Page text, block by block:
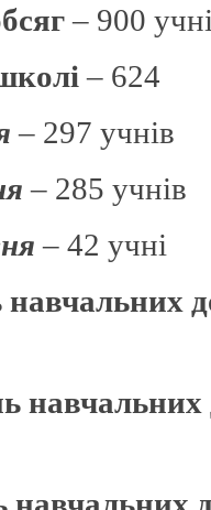
– 900
– 624
– 297 учнів
– 285 учнів
– 42 учні